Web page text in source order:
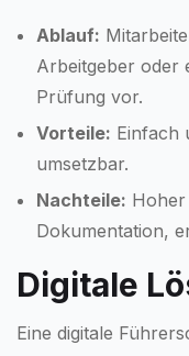
Ablauf:
Arbeitgeber oder
Prüfung vor.
Vorteile: Einfach
umsetzbar.
Nachteile: Hoher
Dokumentation,
Digitale
Eine digitale